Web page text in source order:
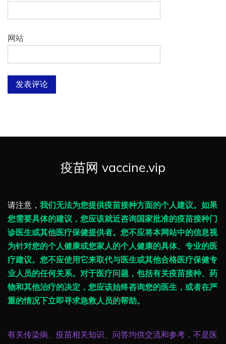
网站
疫苗网 vaccine.vip
请注意， 我们无法为您提供疫苗接种方面的个人建议。如果
您需要具体的建议，您应该就近咨询国家批准的疫苗接种门
诊医生或其他医疗保健提供者。您不应将本网站中的信息视
为针对您的个人健康或您家人的个人健康的具体、专业的医
疗建议。您不应使用它来取代与医生或其他合格医疗保健专
业人员的任何关系。对于医疗问题，包括有关疫苗接种、药
物和其他治疗的决定，您应该始终咨询您的医生，或者在严
重的情况下立即寻求急救人员的帮助。
有关传染病、疫苗相关知识、问答均供交流和参考，不是医